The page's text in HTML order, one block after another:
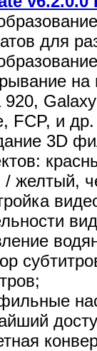
для
920,
FCP, и
3D
/ желтый,